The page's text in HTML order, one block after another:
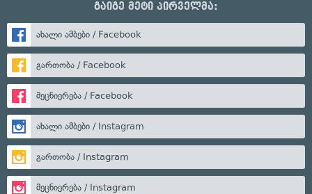
გაიგე მეტი პირველმა:
ახალი ამბები / Facebook
გართობა / Facebook
მეცნიერება / Facebook
ახალი ამბები / Instagram
გართობა / Instagram
მეცნიერება / Instagram